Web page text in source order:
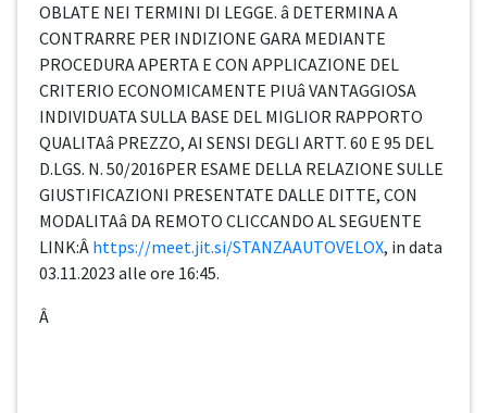
OBLATE NEI TERMINI DI LEGGE. â DETERMINA A
CONTRARRE PER INDIZIONE GARA MEDIANTE
PROCEDURA APERTA E CON APPLICAZIONE DEL
CRITERIO ECONOMICAMENTE PIUâ VANTAGGIOSA
INDIVIDUATA SULLA BASE DEL MIGLIOR RAPPORTO
QUALITAâ PREZZO, AI SENSI DEGLI ARTT. 60 E 95 DEL
D.LGS. N. 50/2016PER ESAME DELLA RELAZIONE SULLE
GIUSTIFICAZIONI PRESENTATE DALLE DITTE, CON
MODALITAâ DA REMOTO CLICCANDO AL SEGUENTE
LINK:Â https://meet.jit.si/STANZAAUTOVELOX, in data
03.11.2023 alle ore 16:45.
Â